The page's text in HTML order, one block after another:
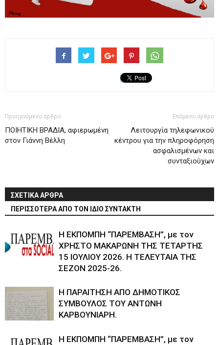
Προηγούμενο άρθρο
ΠΟΙΗΤΙΚΗ ΒΡΑΔΙΑ, αφιερωμένη
στον Γιάννη Βέλλη
Επόμενο άρθρο
Λειτουργία τηλεφωνικού
κέντρου για την πληροφόρηση
ασφαλισμένων και
συνταξιούχων
ΣΧΕΤΙΚΑ ΑΡΘΡΑ
ΠΕΡΙΣΣΟΤΕΡΑ ΑΠΟ ΤΟΝ ΙΔΙΟ ΣΥΝΤΑΚΤΗ
Η ΕΚΠΟΜΠΗ “ΠΑΡΕΜΒΑΣΗ”, με τον
ΧΡΗΣΤΟ ΜΑΚΑΡΩΝΗ ΤΗΣ ΤΕΤΑΡΤΗΣ
15 ΙΟΥΛΙΟΥ 2026. Η ΤΕΛΕΥΤΑΙΑ ΤΗΣ
ΣΕΖΟΝ 2025-26.
Η ΠΑΡΑΙΤΗΣΗ ΑΠΟ ΔΗΜΟΤΙΚΟΣ
ΣΥΜΒΟΥΛΟΣ ΤΟΥ ΑΝΤΩΝΗ
ΚΑΡΒΟΥΝΙΑΡΗ.
Η ΕΚΠΟΜΠΗ “ΠΑΡΕΜΒΑΣΗ”, με τον